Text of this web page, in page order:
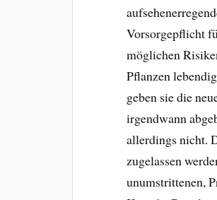
Vorsorgepflicht
möglichen
Pflanzen
geben sie die
irgendwann
allerdings nicht.
zugelassen
unumstrittenen,